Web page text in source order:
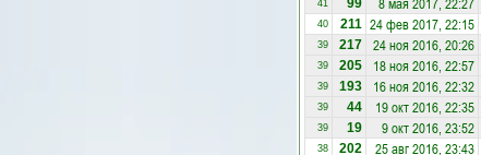
41 99
40 211 24 фев 2017, 22:15
39 217 24 ноя 2016, 20:26
39 205 18 ноя 2016, 22:57
39 193 16 ноя 2016, 22:32
39 44 19 окт 2016, 22:35
39 19 9 окт 2016, 23:52
38 202 25 авг 2016, 23:43